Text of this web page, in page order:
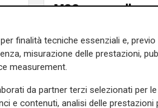
il
MSC passa alla
trasferita ai figli
fondatore Aponte
finalità tecniche essenziali e,
misurazione delle prestazioni,
measurement.
da partner terzi selezionati per
e contenuti, analisi delle prestazioni